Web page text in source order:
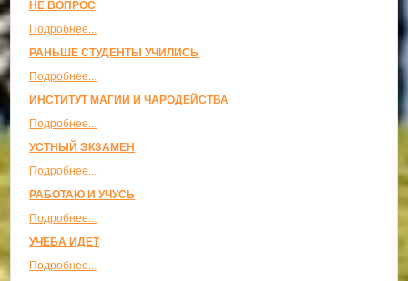
НЕ ВОПРОС
Подробнее...
РАНЬШЕ СТУДЕНТЫ УЧИЛИСЬ
Подробнее...
ИНСТИТУТ МАГИИ И ЧАРОДЕЙСТВА
Подробнее...
УСТНЫЙ ЭКЗАМЕН
Подробнее...
РАБОТАЮ И УЧУСЬ
Подробнее...
УЧЕБА ИДЕТ
Подробнее...